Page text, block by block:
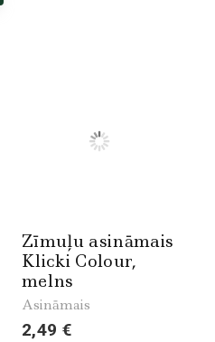
Zīmuļu asināmais
Klicki Colour,
melns
Asināmais
2,49 €